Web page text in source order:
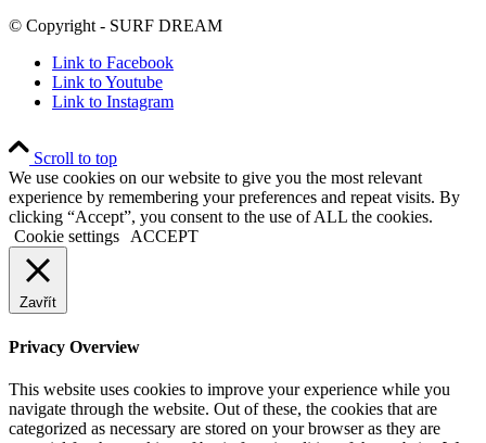
© Copyright - SURF DREAM
Link to Facebook
Link to Youtube
Link to Instagram
Scroll to top
We use cookies on our website to give you the most relevant
experience by remembering your preferences and repeat visits. By
clicking “Accept”, you consent to the use of ALL the cookies.
Cookie settings
ACCEPT
Zavřít
Privacy Overview
This website uses cookies to improve your experience while you
navigate through the website. Out of these, the cookies that are
categorized as necessary are stored on your browser as they are